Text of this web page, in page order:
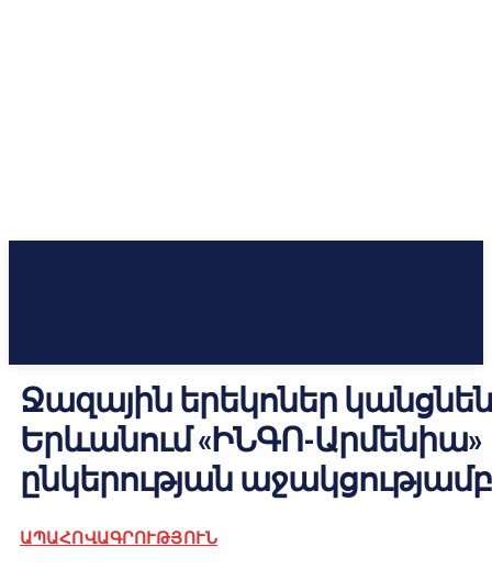
Ջազային երեկոներ կանցնեն
Երևանում «ԻՆԳՈ-Արմենիա»
ընկերության աջակցությամբ
ԱՊԱՀՈՎԱԳՐՈՒԹՅՈՒՆ